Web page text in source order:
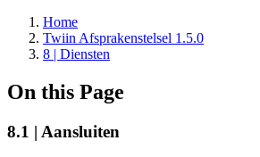
Home
Twiin Afsprakenstelsel 1.5.0
8 | Diensten
On this Page
8.1 | Aansluiten